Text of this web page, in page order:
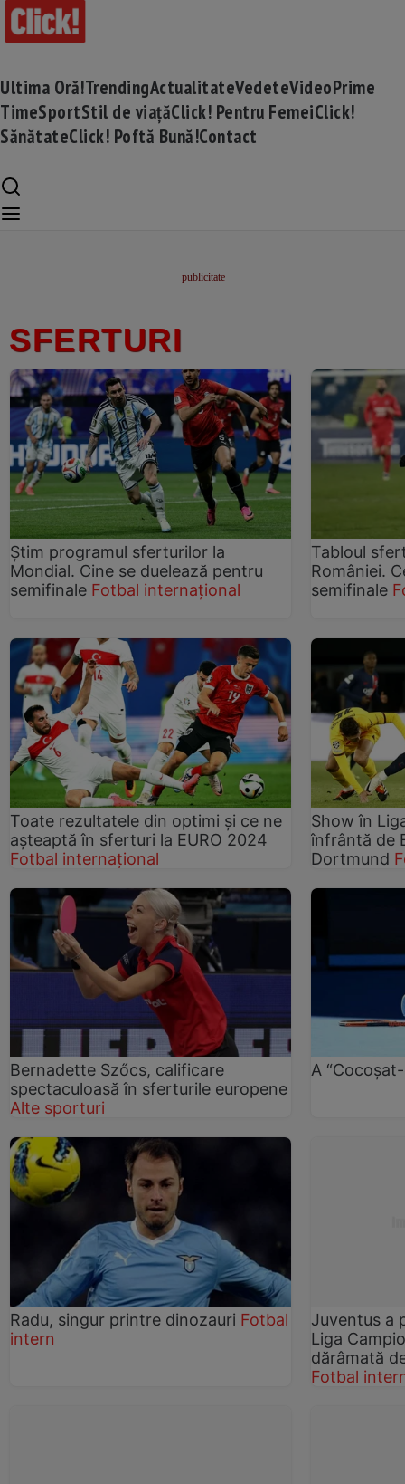
Ultima Oră!TrendingActualitateVedeteVideoPrime
TimeSportStil de viațăClick! Pentru FemeiClick!
SănătateClick! Poftă Bună!Contact
SFERTURI
Știm programul sferturilor la
Mondial. Cine se duelează pentru
semifinale Fotbal internațional
Tabloul
României.
semifinale
Toate rezultatele din optimi și ce ne
așteaptă în sferturi la EURO 2024
Fotbal internațional
Show în
înfrântă de
Dortmund
Bernadette Szőcs, calificare
spectaculoasă în sferturile europene
Alte sporturi
A
Radu, singur printre dinozauri Fotbal
intern
Juventus a
Liga
dărâmată
Fotbal